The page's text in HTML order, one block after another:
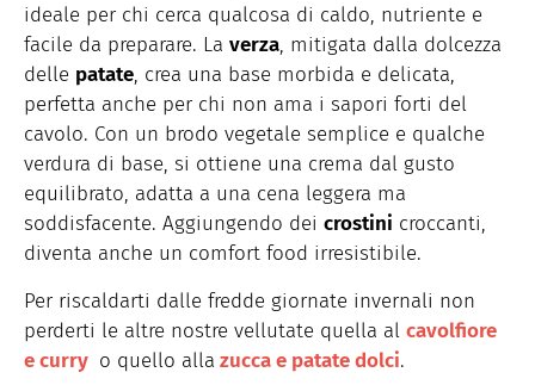
ideale per chi cerca qualcosa di caldo, nutriente e
facile da preparare. La verza, mitigata dalla dolcezza
delle patate, crea una base morbida e delicata,
perfetta anche per chi non ama i sapori forti del
cavolo. Con un brodo vegetale semplice e qualche
verdura di base, si ottiene una crema dal gusto
equilibrato, adatta a una cena leggera ma
soddisfacente. Aggiungendo dei crostini croccanti,
diventa anche un comfort food irresistibile.
Per riscaldarti dalle fredde giornate invernali non
perderti le altre nostre vellutate quella al cavolfiore
e curry o quello alla zucca e patate dolci.